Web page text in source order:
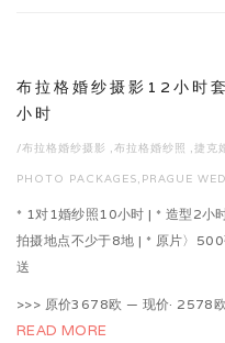
布拉格婚纱摄影12小时
小时
/布拉格婚纱摄影 ,布拉格婚纱照 ,捷克
PHOTO PACKAGES, PRAGUE
* 1对1婚纱照10小时 | * 造型2小
拍摄地点不少于8地 | * 原片〉
送
>>> 原价3678欧 — 现价· 2578
READ MORE